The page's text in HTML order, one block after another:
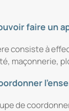
faire un
consiste à
maçonnerie,
de